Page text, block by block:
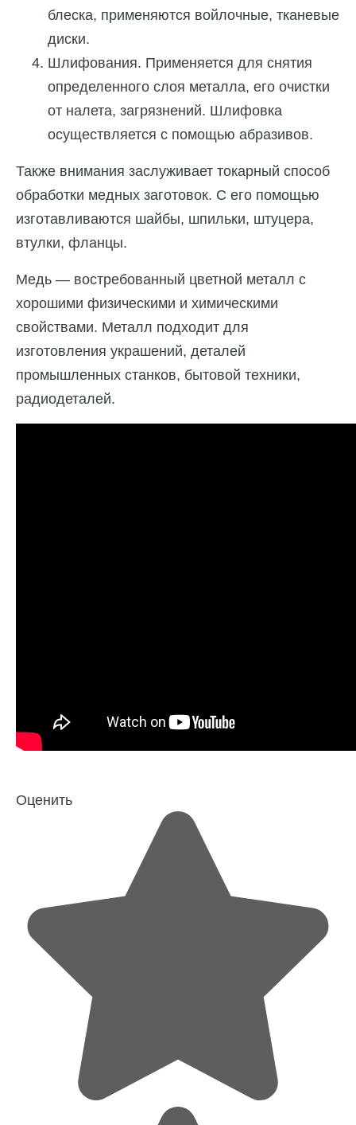
блеска, применяются войлочные, тканевые
диски.
Шлифования. Применяется для снятия
определенного слоя металла, его очистки
от налета, загрязнений. Шлифовка
осуществляется с помощью абразивов.
Также внимания заслуживает токарный способ
обработки медных заготовок. С его помощью
изготавливаются шайбы, шпильки, штуцера,
втулки, фланцы.
Медь — востребованный цветной металл с
хорошими физическими и химическими
свойствами. Металл подходит для
изготовления украшений, деталей
промышленных станков, бытовой техники,
радиодеталей.
Оценить